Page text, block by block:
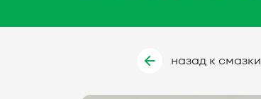
назад к смазки